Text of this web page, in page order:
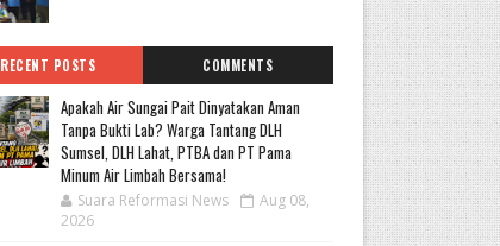
RECENT POSTS COMMENTS
Apakah Air Sungai Pait Dinyatakan Aman
Tanpa Bukti Lab? Warga Tantang DLH
Sumsel, DLH Lahat, PTBA dan PT Pama
Minum Air Limbah Bersama!
Suara Reformasi News
Aug 08,
2026